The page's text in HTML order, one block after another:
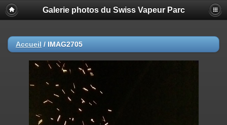
Galerie photos du Swiss Vapeur Parc
Accueil / IMAG2705